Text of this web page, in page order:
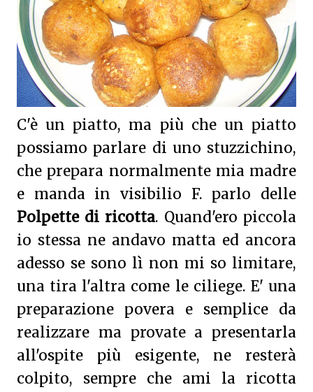
C'è un piatto, ma più che un piatto
possiamo parlare di uno stuzzichino,
che prepara normalmente mia madre
e manda in visibilio F. parlo delle
Polpette di ricotta. Quand'ero piccola
io stessa ne andavo matta ed ancora
adesso se sono lì non mi so limitare,
una tira l'altra come le ciliege. E' una
preparazione povera e semplice da
realizzare ma provate a presentarla
all'ospite più esigente, ne resterà
colpito, sempre che ami la ricotta